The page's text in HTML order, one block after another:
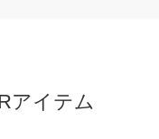
アイテム